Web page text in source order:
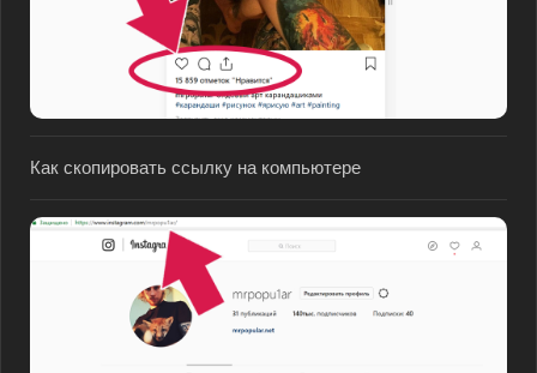
Как скопировать ссылку на компьютере